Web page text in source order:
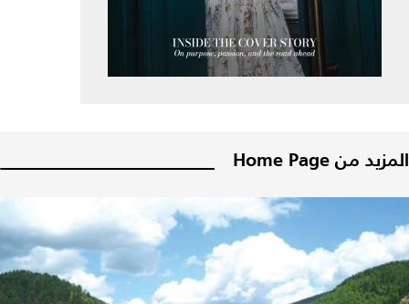
المزيد من Home Page